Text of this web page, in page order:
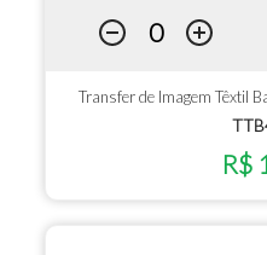
Transfer de Imagem Têxtil
R$